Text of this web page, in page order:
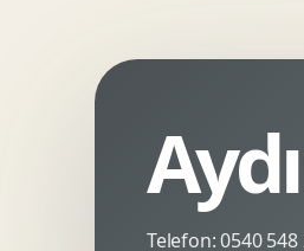
Urun Tanitim Animasyonu
Telefon:0540 548